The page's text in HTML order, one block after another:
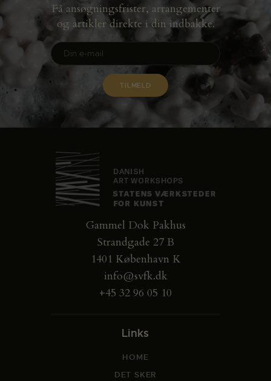
Få ansøgningsfrister, arrangementer
og artikler direkte i din indbakke.
Gammel Dok Pakhus
Strandgade 27 B
1401 København K
info@svfk.dk
+45 32 96 05 10
Links
HOME
DET SKER